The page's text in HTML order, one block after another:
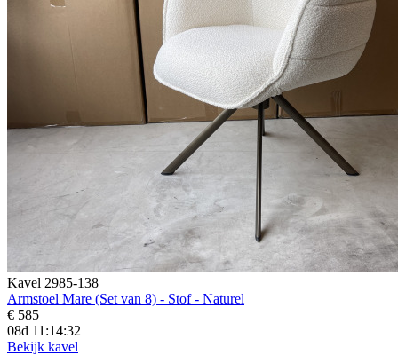
Kavel 2985-138
Armstoel Mare (Set van 8) - Stof - Naturel
€ 585
08d 11:14:30
Bekijk kavel